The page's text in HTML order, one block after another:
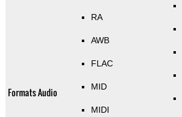
Formats Audio
RA
AWB
FLAC
MID
MIDI